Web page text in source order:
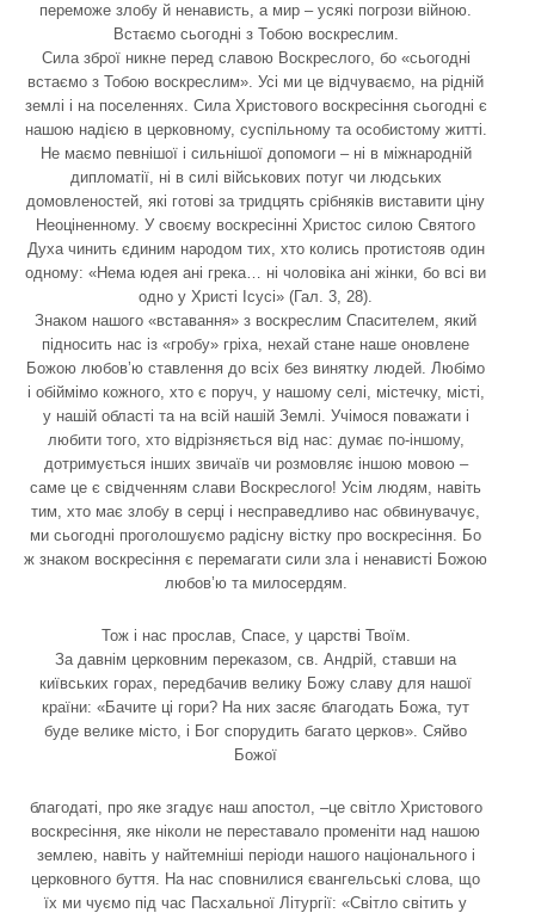
переможе злобу й ненависть, а мир – усякі погрози війною.
Встаємо сьогодні з Тобою воскреслим.
Сила зброї никне перед славою Воскреслого, бо «сьогодні
встаємо з Тобою воскреслим». Усі ми це відчуваємо, на рідній
землі і на поселеннях. Сила Христового воскресіння сьогодні є
нашою надією в церковному, суспільному та особистому житті.
Не маємо певнішої і сильнішої допомоги – ні в міжнародній
дипломатії, ні в силі військових потуг чи людських
домовленостей, які готові за тридцять срібняків виставити ціну
Неоціненному. У своєму воскресінні Христос силою Святого
Духа чинить єдиним народом тих, хто колись протистояв один
одному: «Нема юдея ані грека… ні чоловіка ані жінки, бо всі ви
одно у Христі Ісусі» (Гал. 3, 28).
Знаком нашого «вставання» з воскреслим Спасителем, який
підносить нас із «гробу» гріха, нехай стане наше оновлене
Божою любов’ю ставлення до всіх без винятку людей. Любімо
і обіймімо кожного, хто є поруч, у нашому селі, містечку, місті,
у нашій області та на всій нашій Землі. Учімося поважати і
любити того, хто відрізняється від нас: думає по-іншому,
дотримується інших звичаїв чи розмовляє іншою мовою –
саме це є свідченням слави Воскреслого! Усім людям, навіть
тим, хто має злобу в серці і несправедливо нас обвинувачує,
ми сьогодні проголошуємо радісну вістку про воскресіння. Бо
ж знаком воскресіння є перемагати сили зла і ненависті Божою
любов’ю та милосердям.
Тож і нас прослав, Спасе, у царстві Твоїм.
За давнім церковним переказом, св. Андрій, ставши на
київських горах, передбачив велику Божу славу для нашої
країни: «Бачите ці гори? На них засяє благодать Божа, тут
буде велике місто, і Бог спорудить багато церков». Сяйво
Божої
благодаті, про яке згадує наш апостол, –це світло Христового
воскресіння, яке ніколи не переставало променіти над нашою
землею, навіть у найтемніші періоди нашого національного і
церковного буття. На нас сповнилися євангельські слова, що
їх ми чуємо під час Пасхальної Літургії: «Світло світить у